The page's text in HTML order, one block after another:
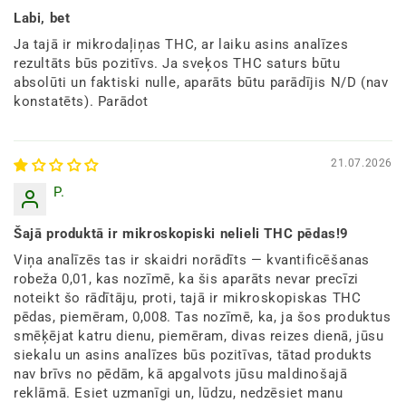
Labi, bet
Ja tajā ir mikrodaļiņas THC, ar laiku asins analīzes
rezultāts būs pozitīvs. Ja sveķos THC saturs būtu
absolūti un faktiski nulle, aparāts būtu parādījis N/D (nav
konstatēts). Parādot
21.07.2026
P.
Šajā produktā ir mikroskopiski nelieli THC pēdas!9
Viņa analīzēs tas ir skaidri norādīts — kvantificēšanas
robeža 0,01, kas nozīmē, ka šis aparāts nevar precīzi
noteikt šo rādītāju, proti, tajā ir mikroskopiskas THC
pēdas, piemēram, 0,008. Tas nozīmē, ka, ja šos produktus
smēķējat katru dienu, piemēram, divas reizes dienā, jūsu
siekalu un asins analīzes būs pozitīvas, tātad produkts
nav brīvs no pēdām, kā apgalvots jūsu maldinošajā
reklāmā. Esiet uzmanīgi un, lūdzu, nedzēsiet manu